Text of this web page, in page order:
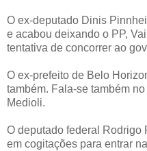
O ex-deputado Dinis
e acabou deixando o PP,
tentativa de concorrer ao
O ex-prefeito de Belo
também. Fala-se também
Medioli.
O deputado federal Rodrigo
em cogitações para entrar